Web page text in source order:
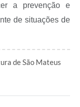
a prevenção e
de situações de
de São Mateus